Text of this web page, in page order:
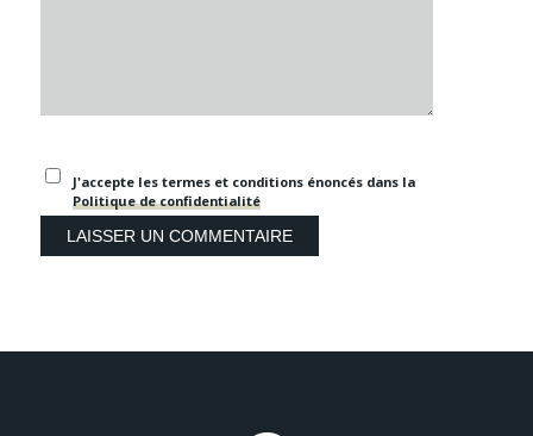
J'accepte les termes et conditions énoncés dans la
Politique de confidentialité